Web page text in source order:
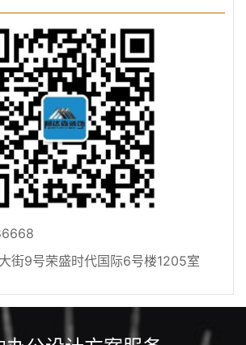
街9号荣盛时代国际6号楼1205室